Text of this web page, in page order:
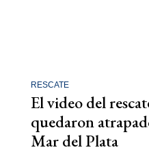
RESCATE
El video del
quedaron
Mar del Plata